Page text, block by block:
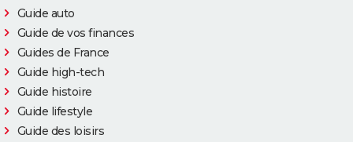
Guide auto
Guide de vos finances
Guides de France
Guide high-tech
Guide histoire
Guide lifestyle
Guide des loisirs